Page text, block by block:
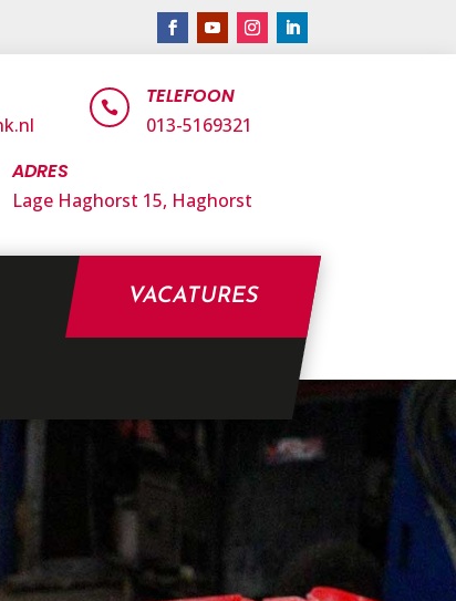
 TELEFOON
013-5169321
ADRES
Lage Haghorst 15, Haghorst
VACATURES